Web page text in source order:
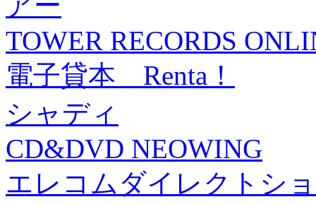
TOWER RECORDS
電子貸本 Renta！
シャディ
CD&DVD NEOWING
エレコムダイレクトシ